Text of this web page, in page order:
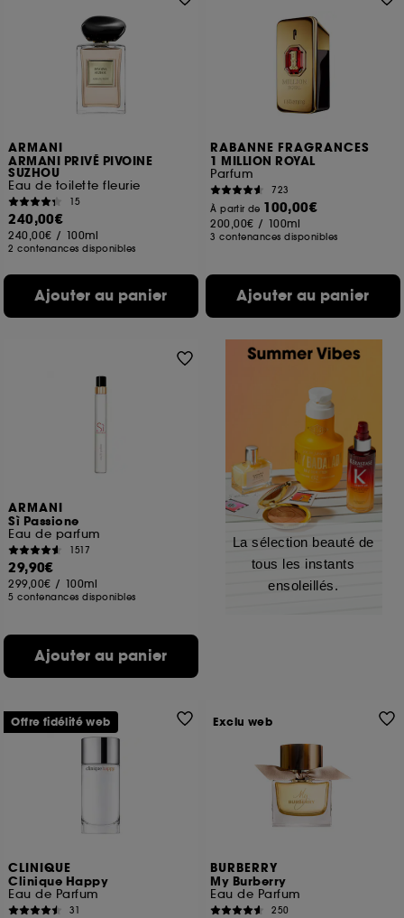
ARMANI
ARMANI PRIVÉ PIVOINE
SUZHOU
Eau de toilette fleurie
15
240,00€
240,00€ / 100ml
2 contenances disponibles
Ajouter au panier
RABANNE FRAGRANCES
1 MILLION ROYAL
Parfum
723
À partir de 100,00€
200,00€ / 100ml
3 contenances disponibles
Ajouter au panier
ARMANI
Sì Passione
Eau de parfum
1517
29,90€
299,00€ / 100ml
5 contenances disponibles
Ajouter au panier
La sélection beauté de
tous les instants
ensoleillés.
CLINIQUE
Clinique Happy
Eau de Parfum
31
Offre fidélité web
BURBERRY
My Burberry
Eau de Parfum
250
Exclu web